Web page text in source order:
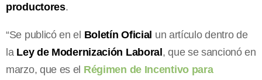
productores.
“Se publicó en el Boletín Oficial un artículo dentro de
la Ley de Modernización Laboral, que se sancionó en
marzo, que es el Régimen de Incentivo para